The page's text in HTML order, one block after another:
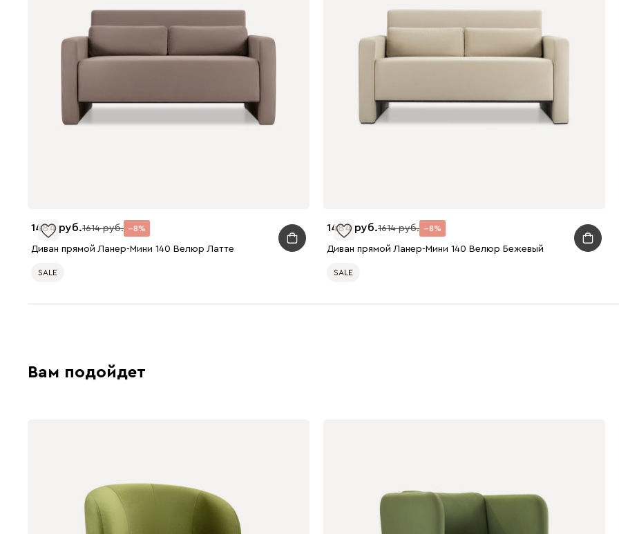
1484 1614 8
Диван прямой Ланер-Мини 140 Велюр Латте
SALE
1484 1614 8
Диван прямой Ланер-Мини 140 Велюр Бежевый
SALE
Вам подойдет